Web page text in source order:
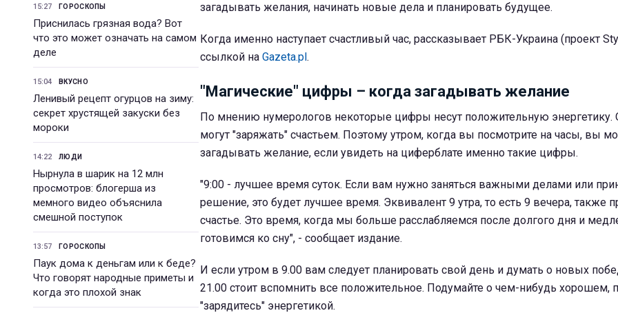
15:27 ГОРОСКОПЫ
Приснилась грязная вода? Вот
что это может означать на самом
деле
15:04 ВКУСНО
Ленивый рецепт огурцов на зиму:
секрет хрустящей закуски без
мороки
14:22 ЛЮДИ
Нырнула в шарик на 12 млн
просмотров: блогерша из
мемного видео объяснила
смешной поступок
13:57 ГОРОСКОПЫ
Паук дома к деньгам или к беде?
Что говорят народные приметы и
когда это плохой знак
загадывать желания, начинать новые дела и планировать будущее.
Когда именно наступает счастливый час, рассказывает РБК-Украина (проект
ссылкой на Gazeta.pl.
"Магические" цифры – когда загадывать желание
По мнению нумерологов некоторые цифры несут положительную энергетику.
могут "заряжать" счастьем. Поэтому утром, когда вы посмотрите на часы, вы
загадывать желание, если увидеть на циферблате именно такие цифры.
"9:00 - лучшее время суток. Если вам нужно заняться важными делами или
решение, это будет лучшее время. Эквивалент 9 утра, то есть 9 вечера, также
счастье. Это время, когда мы больше расслабляемся после долгого дня и
готовимся ко сну", - сообщает издание.
И если утром в 9.00 вам следует планировать свой день и думать о новых
21.00 стоит вспомнить все положительное. Подумайте о чем-нибудь хорошем,
"зарядитесь" энергетикой.